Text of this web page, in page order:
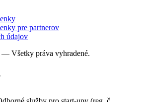
pre partnerov
údajov
Všetky práva vyhradené.